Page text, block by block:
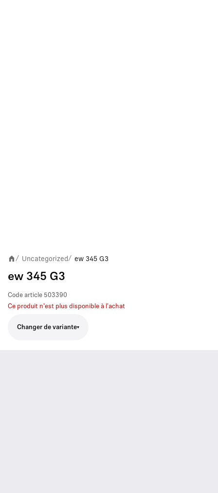
/ Uncategorized / ew 345 G3
ew 345 G3
Code article 503390
Ce produit n'est plus disponible à l'achat
Changer de variante